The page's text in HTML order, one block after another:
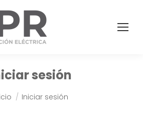
sesión
aquí:
Iniciar sesión